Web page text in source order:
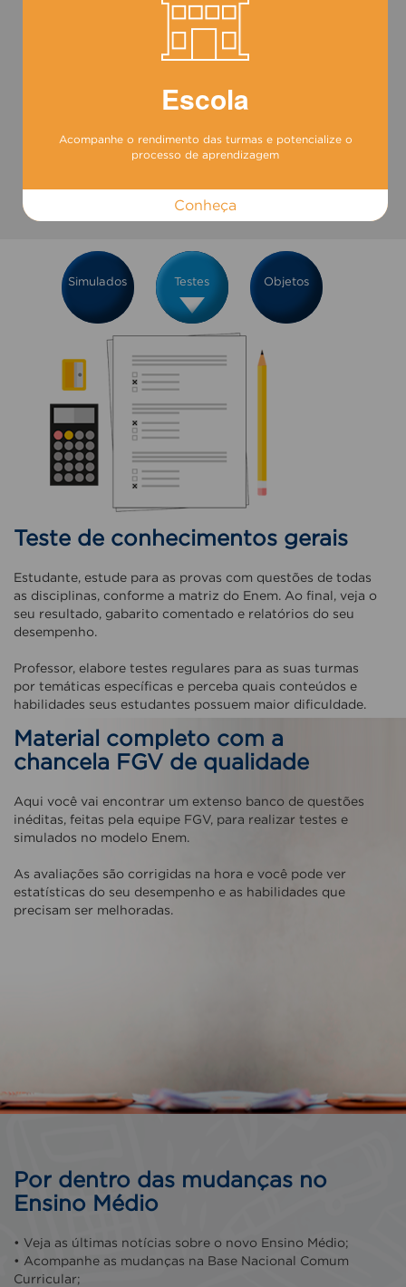
Escola
Acompanhe o rendimento das turmas e potencialize o
processo de aprendizagem
Conheça
Simulados Testes Objetos
Teste de conhecimentos gerais
Estudante, estude para as provas com questões de todas
as disciplinas, conforme a matriz do Enem. Ao final, veja o
seu resultado, gabarito comentado e relatórios do seu
desempenho.
Professor, elabore testes regulares para as suas turmas
por temáticas específicas e perceba quais conteúdos e
habilidades seus estudantes possuem maior dificuldade.
Material completo com a
chancela FGV de qualidade
Aqui você vai encontrar um extenso banco de questões
inéditas, feitas pela equipe FGV, para realizar testes e
simulados no modelo Enem.
As avaliações são corrigidas na hora e você pode ver
estatísticas do seu desempenho e as habilidades que
precisam ser melhoradas.
Por dentro das mudanças no
Ensino Médio
• Veja as últimas notícias sobre o novo Ensino Médio;
• Acompanhe as mudanças na Base Nacional Comum
Curricular;